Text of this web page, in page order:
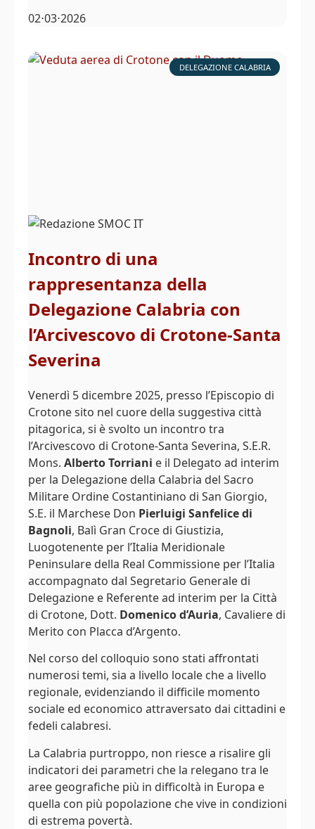
02⋅03⋅2026
DELEGAZIONE CALABRIA
Incontro di una
rappresentanza della
Delegazione Calabria con
l’Arcivescovo di Crotone-Santa
Severina
Venerdì 5 dicembre 2025, presso l’Episcopio di
Crotone sito nel cuore della suggestiva città
pitagorica, si è svolto un incontro tra
l’Arcivescovo di Crotone-Santa Severina, S.E.R.
Mons. Alberto Torriani e il Delegato ad interim
per la Delegazione della Calabria del Sacro
Militare Ordine Costantiniano di San Giorgio,
S.E. il Marchese Don Pierluigi Sanfelice di
Bagnoli, Balì Gran Croce di Giustizia,
Luogotenente per l’Italia Meridionale
Peninsulare della Real Commissione per l’Italia
accompagnato dal Segretario Generale di
Delegazione e Referente ad interim per la Città
di Crotone, Dott. Domenico d’Auria, Cavaliere di
Merito con Placca d’Argento.
Nel corso del colloquio sono stati affrontati
numerosi temi, sia a livello locale che a livello
regionale, evidenziando il difficile momento
sociale ed economico attraversato dai cittadini e
fedeli calabresi.
La Calabria purtroppo, non riesce a risalire gli
indicatori dei parametri che la relegano tra le
aree geografiche più in difficoltà in Europa e
quella con più popolazione che vive in condizioni
di estrema povertà.